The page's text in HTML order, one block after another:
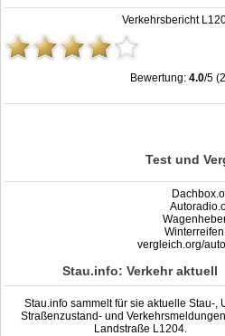
Verkehrsbericht
Bewertung:4.0/5
Stau L1204: Unfälle, Sperrung &
Test und
vergleich.org/
Stau.info: Verkehr aktuell
Stau.info sammelt für sie aktuelle Stau-,
Straßenzustand- und
Landstraße L1204.